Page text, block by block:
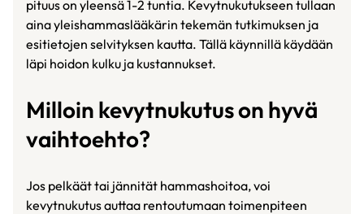
pituus on yleensä 1-2 tuntia. Kevytnukutukseen tullaan
aina yleishammaslääkärin tekemän tutkimuksen ja
esitietojen selvityksen kautta. Tällä käynnillä käydään
läpi hoidon kulku ja kustannukset.
Milloin kevytnukutus on hyvä
vaihtoehto?
Jos pelkäät tai jännität hammashoitoa, voi
kevytnukutus auttaa rentoutumaan toimenpiteen